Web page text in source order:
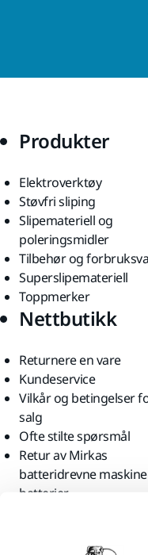
Produkter
Elektroverktøy
Støvfri sliping
Slipemateriell og
poleringsmidler
Tilbehør og
Superslipemateriell
Toppmerker
Nettbutikk
Returnere en vare
Kundeservice
Vilkår og betingelser
salg
Ofte stilte spørsmål
Retur av Mirkas
batteridrevne
batterier